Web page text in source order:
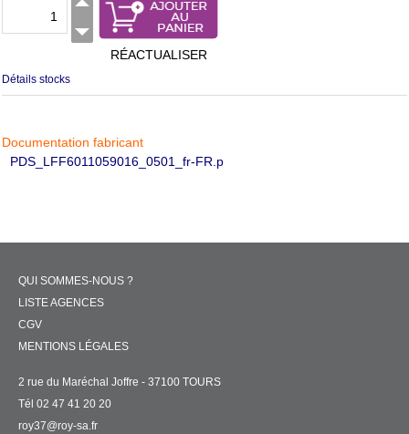
RÉACTUALISER
Détails stocks
Documentation fabricant
PDS_LFF6011059016_0501_fr-FR.p
QUI SOMMES-NOUS ?
LISTE AGENCES
CGV
MENTIONS LÉGALES
2 rue du Maréchal Joffre - 37100 TOURS
Tél 02 47 41 20 20
roy37@roy-sa.fr